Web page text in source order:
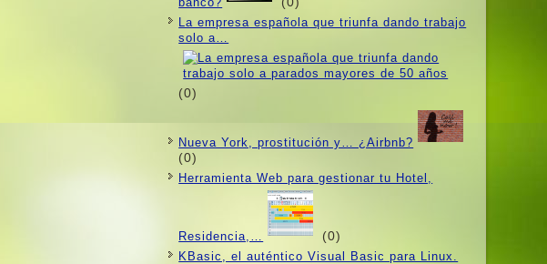
La empresa española que triunfa dando trabajo
solo a…
(0)
Nueva York, prostitución y… ¿Airbnb?
(0)
Herramienta Web para gestionar tu Hotel,
Residencia,… (0)
KBasic, el auténtico Visual Basic para Linux.